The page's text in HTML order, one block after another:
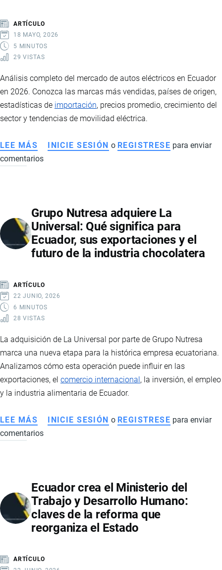
MARCAS
NACIONALES
ARTÍCULO
18 MAYO, 2026
5 MINUTOS
29 VISTAS
Análisis completo del mercado de autos eléctricos en Ecuador
en 2026. Conozca las marcas más vendidas, países de origen,
estadísticas de importación, precios promedio, crecimiento del
sector y tendencias de movilidad eléctrica.
LEE MÁS SOBRE
AUTOS
EL
MERCADO
VIVE
UN
IMPULSADO
POR
MARCAS
TENDENCIAS
INICIE SESIÓN o REGISTRESE para enviar
comentarios
Grupo Nutresa adquiere La
Universal: Qué significa para
Ecuador, sus exportaciones y el
futuro de la industria chocolatera
ARTÍCULO
22 JUNIO, 2026
6 MINUTOS
28 VISTAS
La adquisición de La Universal por parte de Grupo Nutresa
marca una nueva etapa para la histórica empresa ecuatoriana.
Analizamos cómo esta operación puede influir en las
exportaciones, el comercio internacional , la inversión, el empleo
y la industria alimentaria de Ecuador.
LEE MÁS SOBRE
GRUPO
UNIVERSAL:
QUÉ
SIGNIFICA
PARA
EXPORTACIONES
INICIE SESIÓN o REGISTRESE para enviar
comentarios
Ecuador crea el Ministerio del
Trabajo y Desarrollo Humano:
claves de la reforma que
reorganiza el Estado
ARTÍCULO